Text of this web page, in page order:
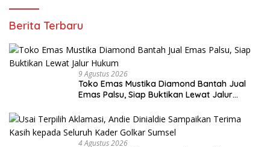
Berita Terbaru
9 Agustus 2026
Toko Emas Mustika Diamond Bantah Jual
Emas Palsu, Siap Buktikan Lewat Jalur
4 Agustus 2026